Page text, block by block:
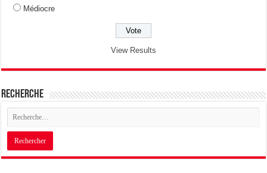
Médiocre
View Results
Recherche